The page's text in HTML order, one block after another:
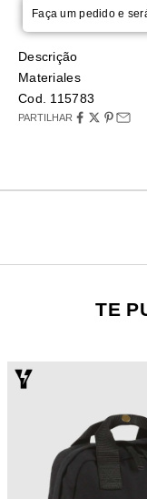
Faça um pedido e
Descrição
Materiales
Cod. 115783
PARTILHAR
TE